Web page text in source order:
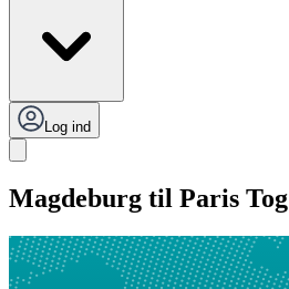
Log ind
Magdeburg til Paris Tog